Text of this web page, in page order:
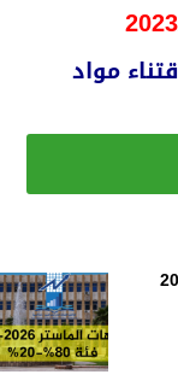
الخاصة باقتناء مواد